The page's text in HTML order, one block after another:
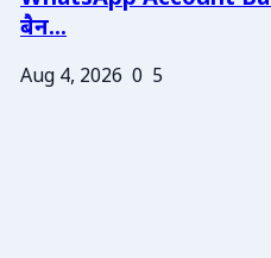
बैन...
Aug 4, 2026 0 5